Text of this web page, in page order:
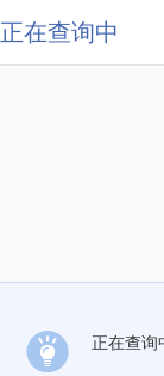
正在查询中
正在查询